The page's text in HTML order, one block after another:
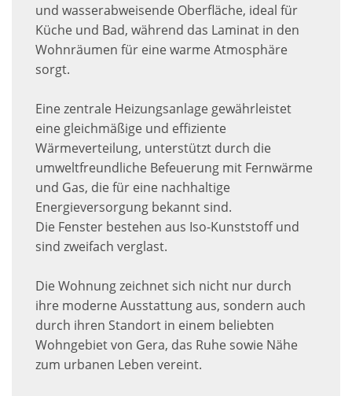
und wasserabweisende Oberfläche, ideal für
Küche und Bad, während das Laminat in den
Wohnräumen für eine warme Atmosphäre
sorgt.
Eine zentrale Heizungsanlage gewährleistet
eine gleichmäßige und effiziente
Wärmeverteilung, unterstützt durch die
umweltfreundliche Befeuerung mit Fernwärme
und Gas, die für eine nachhaltige
Energieversorgung bekannt sind.
Die Fenster bestehen aus Iso-Kunststoff und
sind zweifach verglast.
Die Wohnung zeichnet sich nicht nur durch
ihre moderne Ausstattung aus, sondern auch
durch ihren Standort in einem beliebten
Wohngebiet von Gera, das Ruhe sowie Nähe
zum urbanen Leben vereint.